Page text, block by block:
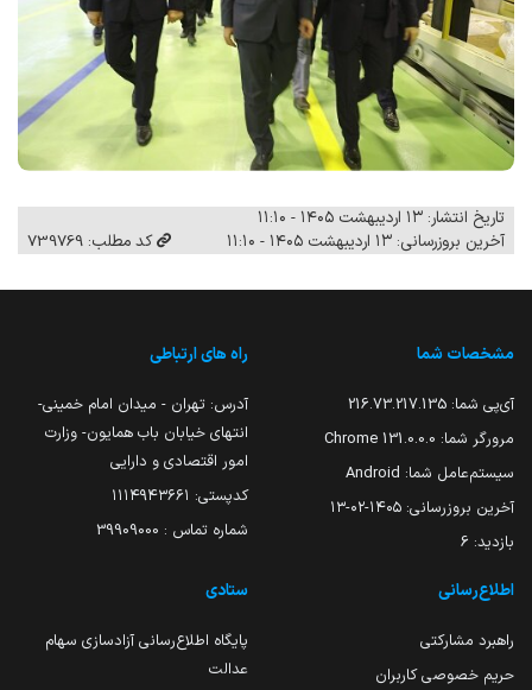
تاریخ انتشار: ۱۳ اردیبهشت ۱۴۰۵ - ۱۱:۱۰
آخرین بروزرسانی: ۱۳ اردیبهشت ۱۴۰۵ - ۱۱:۱۰
کد مطلب: 739769
مشخصات شما
آی‌پی شما: 216.73.217.135
مرورگر شما: 131.0.0.0 Chrome
سیستم‌عامل شما: Android
آخرین بروزرسانی: ۱۴۰۵-۰۲-۱۳
بازدید: 6
راه های ارتباطی
آدرس: تهران - میدان امام خمینی-
انتهای خیابان باب همایون- وزارت
امور اقتصادی و دارایی
کدپستی: ۱۱۱۴۹۴۳۶۶۱
شماره تماس : 39909000
اطلاع‌رسانی
راهبرد مشارکتی
حریم خصوصی کاربران
ستادی
پایگاه اطلاع‌رسانی آزادسازی سهام
عدالت